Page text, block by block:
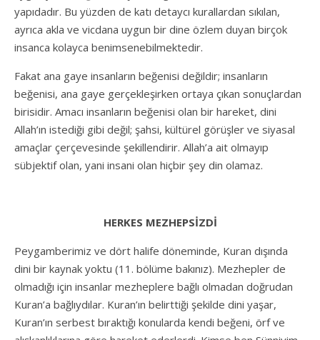
yapıdadır. Bu yüzden de katı detaycı kurallardan sıkılan,
ayrıca akla ve vicdana uygun bir dine özlem duyan birçok
insanca kolayca benimsenebilmektedir.
Fakat ana gaye insanların beğenisi değildir; insanların
beğenisi, ana gaye gerçekleşirken ortaya çıkan sonuçlardan
birisidir. Amacı insanların beğenisi olan bir hareket, dini
Allah’ın istediği gibi değil; şahsi, kültürel görüşler ve siyasal
amaçlar çerçevesinde şekillendirir. Allah’a ait olmayıp
sübjektif olan, yani insani olan hiçbir şey din olamaz.
HERKES MEZHEPSİZDİ
Peygamberimiz ve dört halife döneminde, Kuran dışında
dini bir kaynak yoktu (11. bölüme bakınız). Mezhepler de
olmadığı için insanlar mezheplere bağlı olmadan doğrudan
Kuran’a bağlıydılar. Kuran’ın belirttiği şekilde dini yaşar,
Kuran’ın serbest bıraktığı konularda kendi beğeni, örf ve